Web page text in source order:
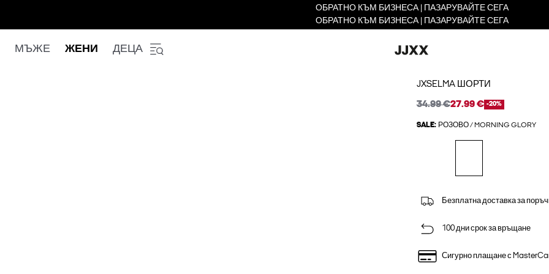
ОБРАТНО КЪМ БИЗНЕСА | ПАЗАРУВАЙТЕ СЕГА
ОБРАТНО КЪМ БИЗНЕСА | ПАЗАРУВАЙТЕ СЕГА
МЪЖЕ ЖЕНИ ДЕЦА
JXSELMA ШОРТИ
34.99 €27.99 € -20%
SALE: РОЗОВО / MORNING GLORY
Безплатна доставка за
100 дни срок за връщане
Сигурно плащане с